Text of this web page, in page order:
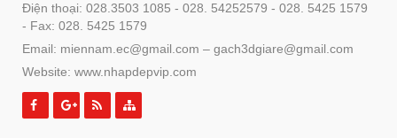
Điện thoại: 028.3503 1085 - 028. 54252579 - 028. 5425 1579
- Fax: 028. 5425 1579
Email: miennam.ec@gmail.com – gach3dgiare@gmail.com
Website: www.nhapdepvip.com